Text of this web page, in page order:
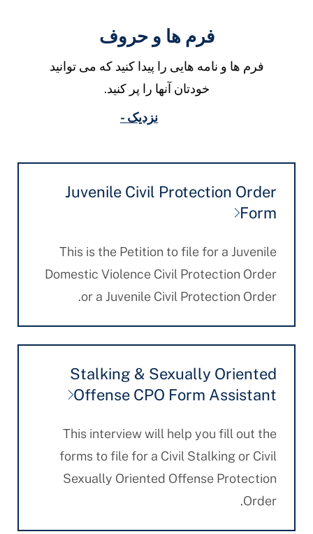
فرم ها و حروف
فرم ها و نامه هایی را پیدا کنید که می توانید
خودتان آنها را پر کنید.
نزدیک -
Juvenile Civil Protection Order
Form
This is the Petition to file for a Juvenile
Domestic Violence Civil Protection Order
or a Juvenile Civil Protection Order.
Stalking & Sexually Oriented
Offense CPO Form Assistant
This interview will help you fill out the
forms to file for a Civil Stalking or Civil
Sexually Oriented Offense Protection
Order.